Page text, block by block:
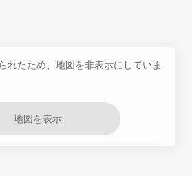
れたため、地図を非表示にしていま
地図を表示